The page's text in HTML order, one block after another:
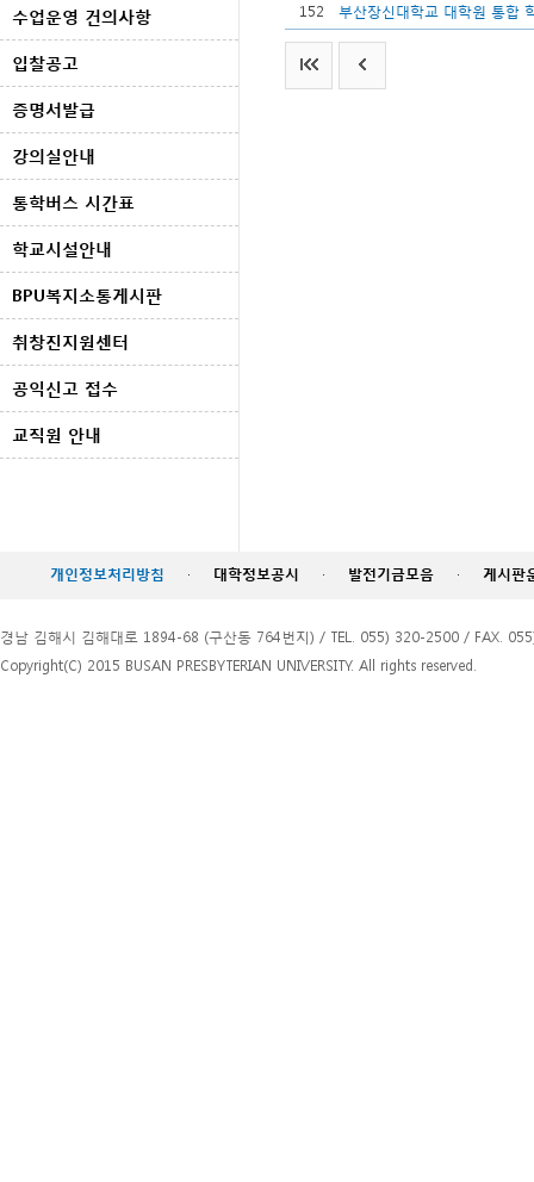
수업운영 건의사항
입찰공고
증명서발급
강의실안내
통학버스 시간표
학교시설안내
BPU복지소통게시판
취창진지원센터
공익신고 접수
교직원 안내
152
부산장신대학교 대학원 통합
개인정보처리방침 · 대학정보공시 · 발전기금모음 · 게시판
경남 김해시 김해대로 1894-68 (구산동 764번지) / TEL. 055) 320-2500 / FAX.
Copyright(C) 2015 BUSAN PRESBYTERIAN UNIVERSITY. All rights reserved.